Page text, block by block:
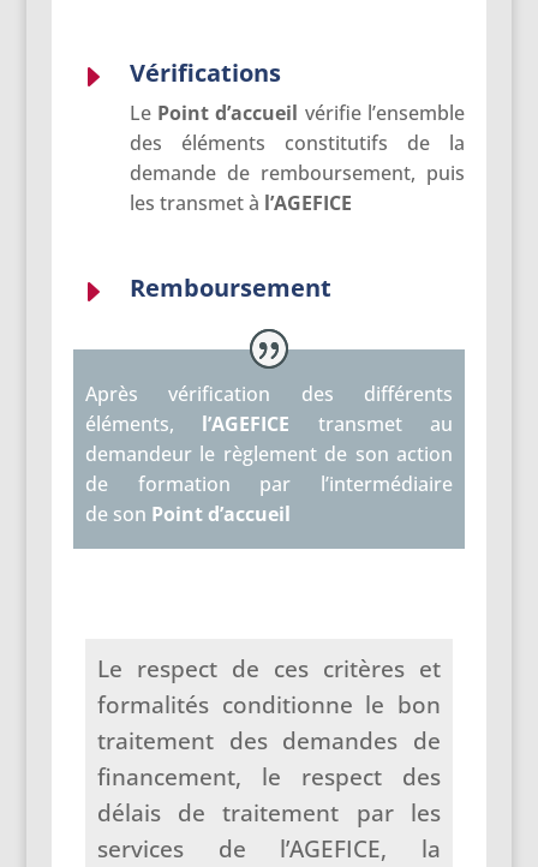
E Vérifications
Le Point d’accueil vérifie l’ensemble
des éléments constitutifs de la
demande de remboursement, puis
les transmet à l’AGEFICE
E Remboursement
Après vérification des différents
éléments, l’AGEFICE transmet au
demandeur le règlement de son action
de formation par l’intermédiaire
de son Point d’accueil
Le respect de ces critères et
formalités conditionne le bon
traitement des demandes de
financement, le respect des
délais de traitement par les
services de l’AGEFICE, la